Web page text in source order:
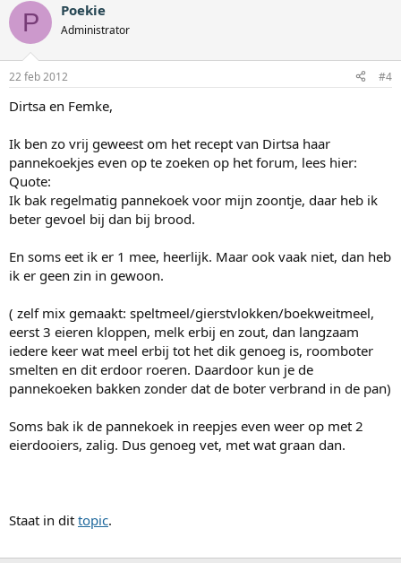
P Poekie
Administrator
22 feb 2012 #4
Dirtsa en Femke,
Ik ben zo vrij geweest om het recept van Dirtsa haar
pannekoekjes even op te zoeken op het forum, lees hier:
Quote:
Ik bak regelmatig pannekoek voor mijn zoontje, daar heb ik
beter gevoel bij dan bij brood.
En soms eet ik er 1 mee, heerlijk. Maar ook vaak niet, dan heb
ik er geen zin in gewoon.
( zelf mix gemaakt: speltmeel/gierstvlokken/boekweitmeel,
eerst 3 eieren kloppen, melk erbij en zout, dan langzaam
iedere keer wat meel erbij tot het dik genoeg is, roomboter
smelten en dit erdoor roeren. Daardoor kun je de
pannekoeken bakken zonder dat de boter verbrand in de pan)
Soms bak ik de pannekoek in reepjes even weer op met 2
eierdooiers, zalig. Dus genoeg vet, met wat graan dan.
Staat in dit topic.